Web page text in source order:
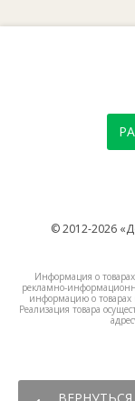
© 2012-2026
Информация о
рекламно-
информацию о товарах
Реализация товара